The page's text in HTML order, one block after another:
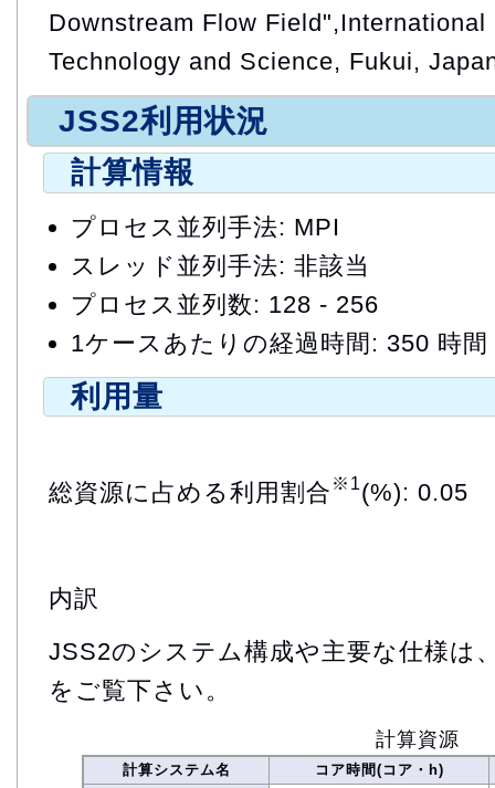
Downstream Flow
Technology and Science, Fukui,
JSS2利用状況
計算情報
プロセス並列手法: MPI
スレッド並列手法: 非該当
プロセス並列数: 128 - 256
1ケースあたりの経過時間: 350 時間
利用量
総資源に占める利用割合 ※1(%): 0.05
内訳
JSS2のシステム構成や主要な仕様は
をご覧下さい。
計算資源
計算システム名
コア時間(コア・h)